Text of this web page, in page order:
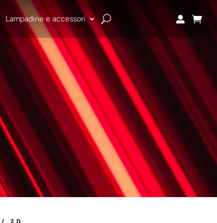
Lampadine e accessori  
/ 2D